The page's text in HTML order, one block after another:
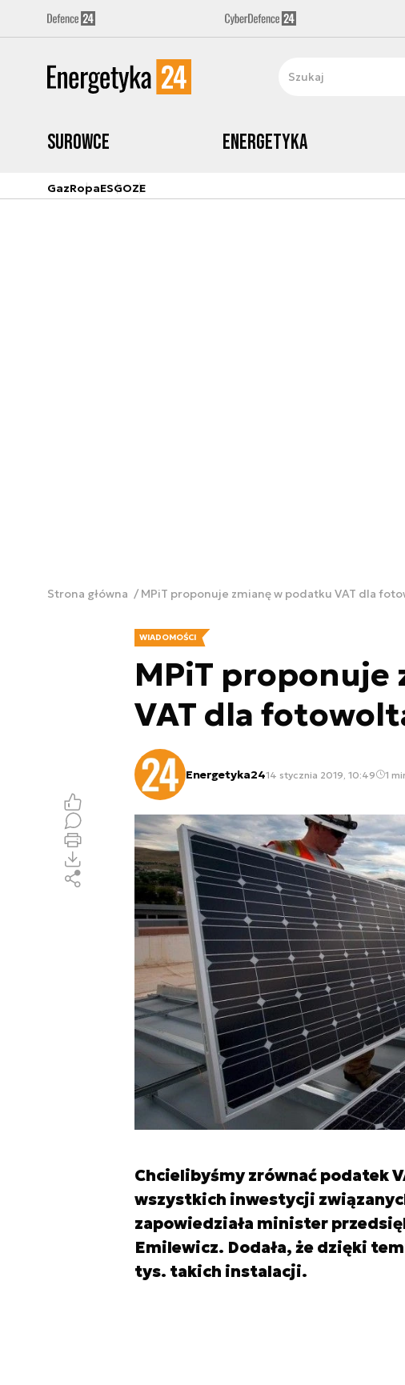
Surowce Energetyka
GazRopaESGOZE
Strona główna MPiT proponuje zmianę w podatku VAT dla
WIADOMOŚCI
MPiT proponuje
VAT dla
Energetyka2414 stycznia 2019, 10:49 1
Chcielibyśmy zrównać podatek
wszystkich inwestycji
zapowiedziała minister
Emilewicz. Dodała, że dzięki
tys. takich instalacji.